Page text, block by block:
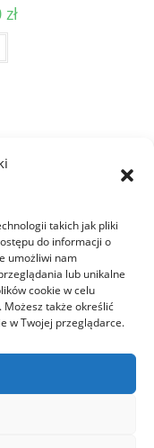
takich jak pliki
do informacji o
umożliwi nam
lub unikalne
cookie w celu
. Możesz także określić
w Twojej przeglądarce.
złZakres
Ten
ma
produktu
Dostawa i płatności
Niniejsza witryna nie jest